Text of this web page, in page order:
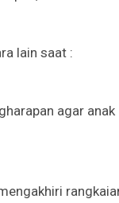
lain saat :
agar anak